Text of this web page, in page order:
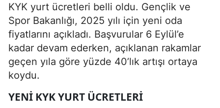
KYK yurt ücretleri belli oldu. Gençlik ve
Spor Bakanlığı, 2025 yılı için yeni oda
fiyatlarını açıkladı. Başvurular 6 Eylül’e
kadar devam ederken, açıklanan rakamlar
geçen yıla göre yüzde 40’lık artışı ortaya
koydu.
YENI KYK YURT ÜCRETLERI